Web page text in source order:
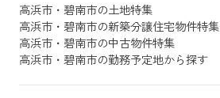
高浜市・碧南市の土地特集
高浜市・碧南市の新築分譲住宅物件特集
高浜市・碧南市の中古物件特集
高浜市・碧南市の勤務予定地から探す